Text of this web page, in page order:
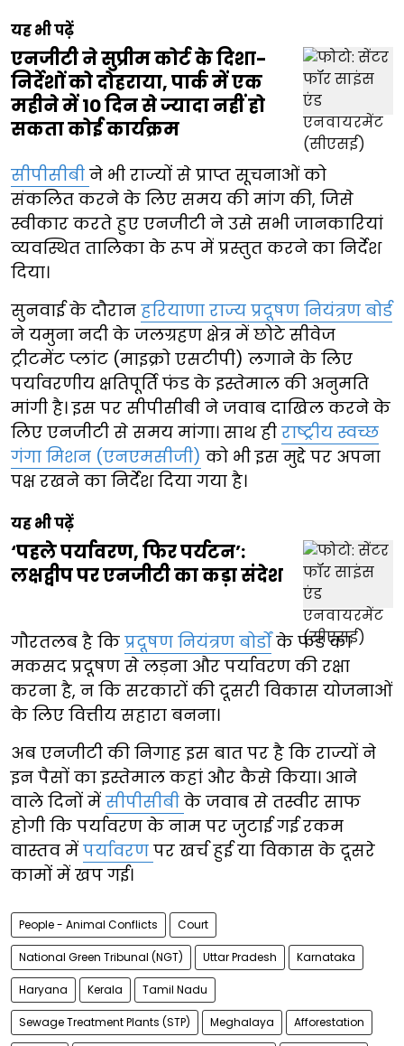
यह भी पढ़ें
एनजीटी ने सुप्रीम कोर्ट के दिशा-
निर्देशों को दोहराया, पार्क में एक
महीने में 10 दिन से ज्यादा नहीं हो
सकता कोई कार्यक्रम
सीपीसीबी ने भी राज्यों से प्राप्त सूचनाओं को
संकलित करने के लिए समय की मांग की, जिसे
स्वीकार करते हुए एनजीटी ने उसे सभी जानकारियां
व्यवस्थित तालिका के रूप में प्रस्तुत करने का निर्देश
दिया।
सुनवाई के दौरान हरियाणा राज्य प्रदूषण नियंत्रण बोर्ड
ने यमुना नदी के जलग्रहण क्षेत्र में छोटे सीवेज
ट्रीटमेंट प्लांट (माइक्रो एसटीपी) लगाने के लिए
पर्यावरणीय क्षतिपूर्ति फंड के इस्तेमाल की अनुमति
मांगी है। इस पर सीपीसीबी ने जवाब दाखिल करने के
लिए एनजीटी से समय मांगा। साथ ही राष्ट्रीय स्वच्छ
गंगा मिशन (एनएमसीजी) को भी इस मुद्दे पर अपना
पक्ष रखने का निर्देश दिया गया है।
यह भी पढ़ें
‘पहले पर्यावरण, फिर पर्यटन’:
लक्षद्वीप पर एनजीटी का कड़ा संदेश
गौरतलब है कि प्रदूषण नियंत्रण बोर्डोंके फंड का
मकसद प्रदूषण से लड़ना और पर्यावरण की रक्षा
करना है, न कि सरकारों की दूसरी विकास योजनाओं
के लिए वित्तीय सहारा बनना।
अब एनजीटी की निगाह इस बात पर है कि राज्यों ने
इन पैसों का इस्तेमाल कहां और कैसे किया। आने
वाले दिनों में सीपीसीबी के जवाब से तस्वीर साफ
होगी कि पर्यावरण के नाम पर जुटाई गई रकम
वास्तव में पर्यावरण पर खर्च हुई या विकास के दूसरे
कामों में खप गई।
People - Animal Conflicts Court
National Green Tribunal (NGT) Uttar Pradesh Karnataka
Haryana Kerala Tamil Nadu
Sewage Treatment Plants (STP) Meghalaya Afforestation